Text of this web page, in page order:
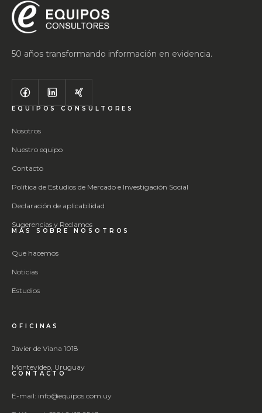
50 años transformando información en evidencia.
EQUIPOS CONSULTORES
Nosotros
Nuestro equipo
Contacto
Política de Estudios de Mercado e Investigación Social
Declaración de aplicabilidad
Sugerencias y Reclamos
MÁS SOBRE NOSOTROS
Que hacemos
Noticias
Estudios
OFICINAS
Javier de Viana 1018
Montevideo, Uruguay
CONTACTO
E-mail: info@equipos.com.uy